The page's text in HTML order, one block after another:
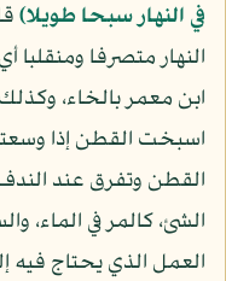
في النهار سبحا طويلا)
النهار متصرفا
ابن معمر بالخاء،
اسبخت القطن إذا
القطن وتفرق عند
الشئ، كالمر في الماء،
العمل الذي يحتاج فيه